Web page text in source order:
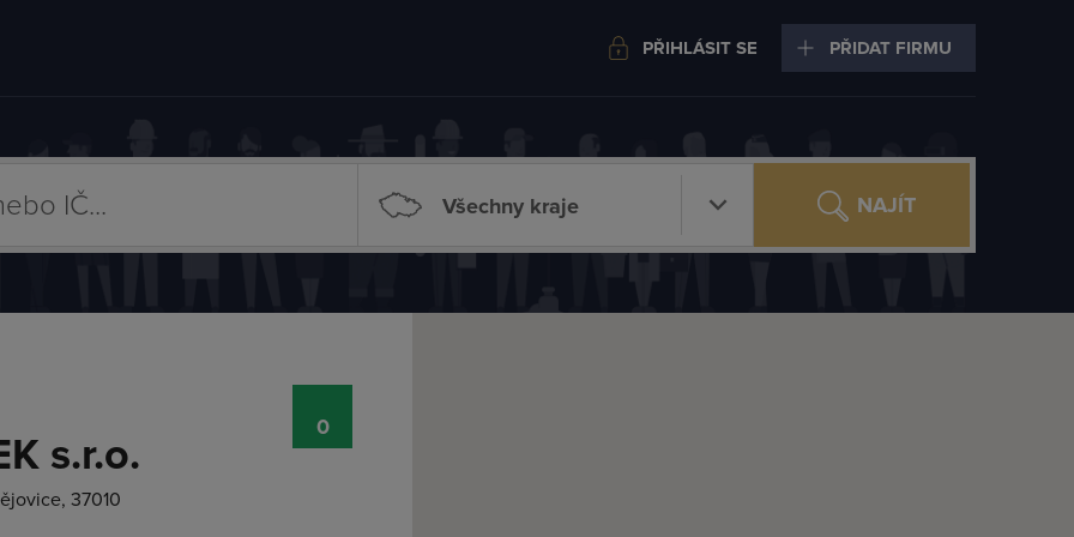
PŘIHLÁSIT SE PŘIDAT FIRMU
Všechny kraje NAJÍT
s.r.o.
37010
0